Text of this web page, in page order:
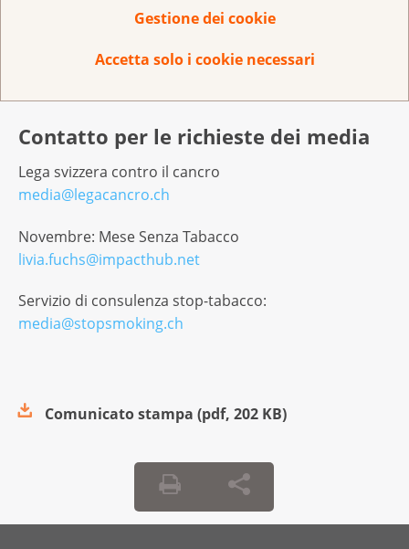
Gestione dei cookie
Accetta solo i cookie necessari
Servizio consulenza stop-tabacco
Contatto per le richieste dei media
Lega svizzera contro il cancro
media@legacancro.ch
Novembre: Mese Senza Tabacco
livia.fuchs@impacthub.net
Servizio di consulenza stop-tabacco:
media@stopsmoking.ch
Comunicato stampa (pdf, 202 KB)